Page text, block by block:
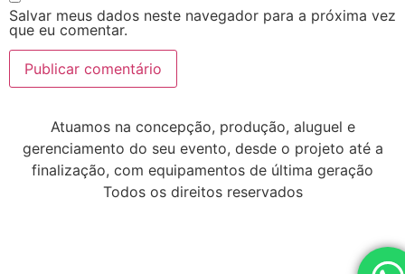
Salvar meus dados neste navegador para a próxima vez
que eu comentar.
Atuamos na concepção, produção, aluguel e
gerenciamento do seu evento, desde o projeto até a
finalização, com equipamentos de última geração
Todos os direitos reservados